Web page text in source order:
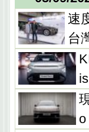
速
台